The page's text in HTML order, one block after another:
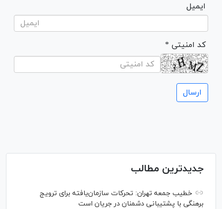
ایمیل
* کد امنیتی
جدیدترین مطالب
خطیب جمعه تهران: تحرکات سازمان‌یافته برای ترویج
برهنگی با پشتیبانی دشمنان در جریان است